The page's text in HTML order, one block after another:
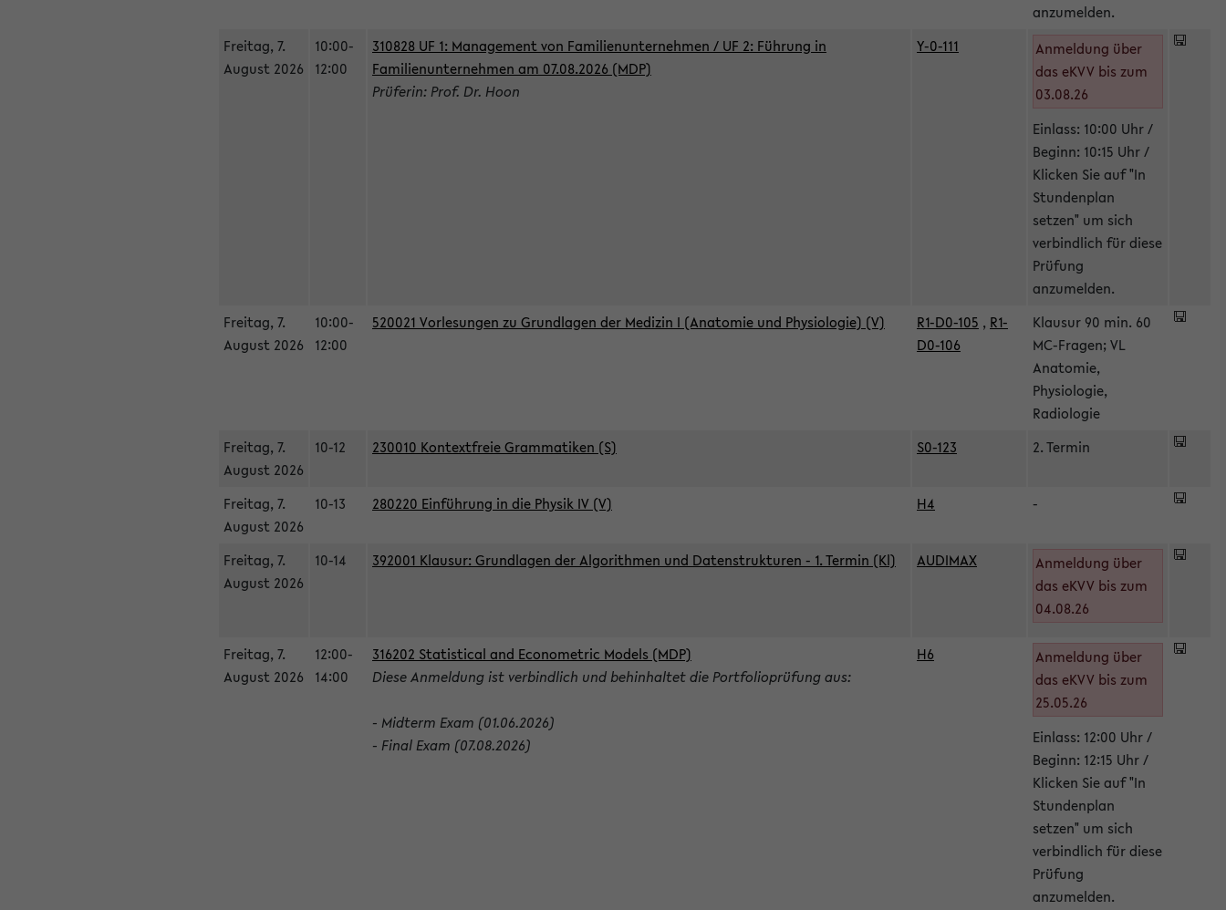
anzumelden.
Freitag, 7.
August 2026
10:00-
12:00
310828 UF 1: Management von Familienunternehmen / UF 2: Führung in
Familienunternehmen am 07.08.2026 (MDP)
Prüferin: Prof. Dr. Hoon
Y-0-111
Anmeldung über
das eKVV bis zum
03.08.26
Einlass: 10:00 Uhr /
Beginn: 10:15 Uhr /
Klicken Sie auf "In
Stundenplan
setzen" um sich
verbindlich für diese
Prüfung
anzumelden.
Freitag, 7.
August 2026
10:00-
12:00
520021 Vorlesungen zu Grundlagen der Medizin I (Anatomie und Physiologie) (V) R1-D0-105 , R1-
D0-106
Klausur 90 min. 60
MC-Fragen; VL
Anatomie,
Physiologie,
Radiologie
Freitag, 7.
August 2026
10-12 230010 Kontextfreie Grammatiken (S) S0-123 2. Termin
Freitag, 7.
August 2026
10-13 280220 Einführung in die Physik IV (V) H4 -
Freitag, 7.
August 2026
10-14 392001 Klausur: Grundlagen der Algorithmen und Datenstrukturen - 1. Termin (Kl) AUDIMAX
Anmeldung über
das eKVV bis zum
04.08.26
Freitag, 7.
August 2026
12:00-
14:00
316202 Statistical and Econometric Models (MDP)
Diese Anmeldung ist verbindlich und behinhaltet die Portfolioprüfung aus:
- Midterm Exam (01.06.2026)
- Final Exam (07.08.2026)
H6
Anmeldung über
das eKVV bis zum
25.05.26
Einlass: 12:00 Uhr /
Beginn: 12:15 Uhr /
Klicken Sie auf "In
Stundenplan
setzen" um sich
verbindlich für diese
Prüfung
anzumelden.